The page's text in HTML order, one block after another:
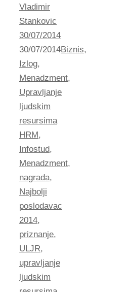
Vladimir
Stankovic
30/07/2014
30/07/2014Biznis,
Izlog,
Menadzment,
Upravljanje
ljudskim
resursima
HRM,
Infostud,
Menadzment,
nagrada,
Najbolji
poslodavac
2014,
priznanje,
ULJR,
upravljanje
ljudskim